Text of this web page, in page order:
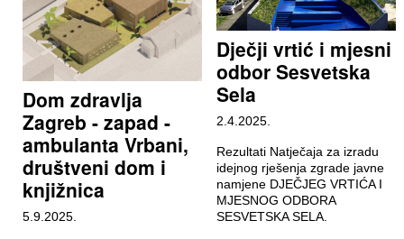
Dom zdravlja
Zagreb - zapad -
ambulanta Vrbani,
društveni dom i
knjižnica
5.9.2025.
Dječji vrtić i mjesni
odbor Sesvetska
Sela
2.4.2025.
Rezultati Natječaja za izradu
idejnog rješenja zgrade javne
namjene DJEČJEG VRTIĆA I
MJESNOG ODBORA
SESVETSKA SELA.